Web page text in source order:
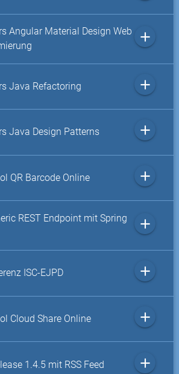
Angular Material Design Web
add
Java Refactoring add
Java Design Patterns add
QR Barcode Online add
REST Endpoint mit Spring
add
ISC-EJPD add
Cloud Share Online add
1.4.5 mit RSS Feed add